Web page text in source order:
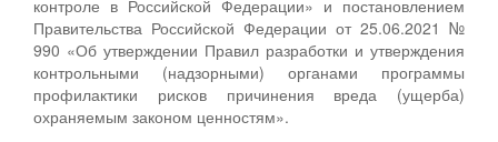
контроле в Российской Федерации» и постановлением
Правительства Российской Федерации от 25.06.2021 №
990 «Об утверждении Правил разработки и утверждения
контрольными (надзорными) органами программы
профилактики рисков причинения вреда (ущерба)
охраняемым законом ценностям».